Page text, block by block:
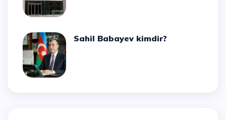
Sahil Babayev kimdir?